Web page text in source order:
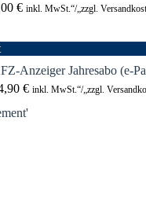
€ inkl. MwSt.“/„zzgl.
Anzeiger Jahresabo (e-
€ inkl. MwSt.“/„zzgl.